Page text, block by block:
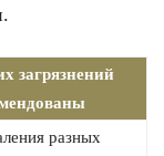
загрязнений
разных